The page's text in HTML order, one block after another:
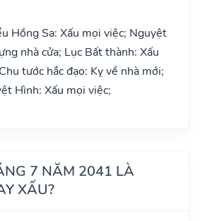
Hồng Sa: Xấu mọi việc; Nguyệt
nhà cửa; Lục Bất thành: Xấu
tước hắc đạo: Kỵ về nhà mới;
Hình: Xấu mọi việc;
7 NĂM 2041 LÀ
XẤU?